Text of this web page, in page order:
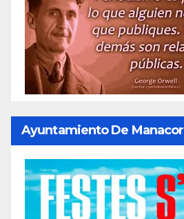
Ayuntamiento De Manacor